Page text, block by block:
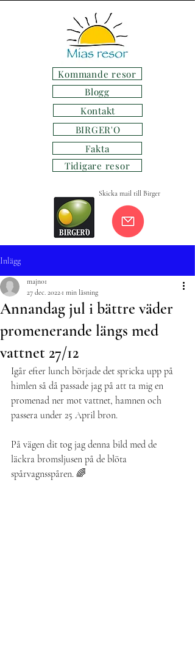
Kommande resor
Blogg
Fakta
Tidigare resor
Kontakt
Skicka mail till Birger
BIRGER'O
Inlägg
Annandag jul i bättre väder
promenerande längs med
vattnet 27/12
majn01
27 dec. 2022 1 min läsning
Igår efter lunch började det spricka upp på
himlen så då passade jag på att ta mig en
promenad ner mot vattnet, hamnen och
passera under 25 April bron.
På vägen dit tog jag denna bild med de
läckra bromsljusen på de blöta
spårvagnsspåren. 🌈